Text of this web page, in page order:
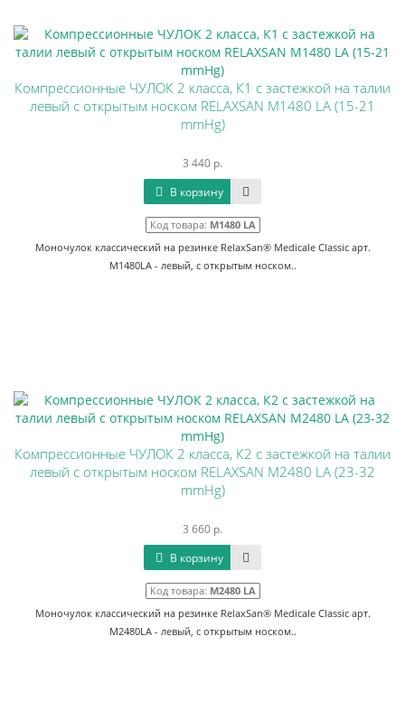
Компрессионные ЧУЛОК 2 класса, К1 с застежкой на талии
левый с открытым носком RELAXSAN M1480 LA (15-21
mmHg)
3 440 р.
В корзину
Код товара: M1480 LA
Моночулок классический на резинке RelaxSan® Medicale Classic арт.
M1480LA - левый, с открытым носком..
Компрессионные ЧУЛОК 2 класса, К2 с застежкой на талии
левый с открытым носком RELAXSAN M2480 LA (23-32
mmHg)
3 660 р.
В корзину
Код товара: M2480 LA
Моночулок классический на резинке RelaxSan® Medicale Classic арт.
M2480LA - левый, с открытым носком..